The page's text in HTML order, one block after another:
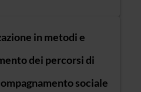
in metodi e
dei percorsi di
sociale